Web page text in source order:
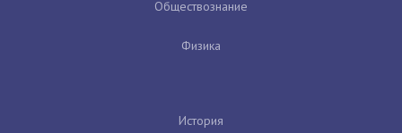
Обществознание
Физика
История